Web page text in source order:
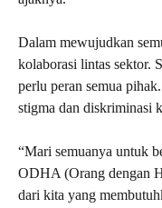
Dalam mewujudkan
kolaborasi lintas sektor.
perlu peran semua
stigma dan diskriminasi
“Mari semuanya untuk
ODHA (Orang dengan
dari kita yang